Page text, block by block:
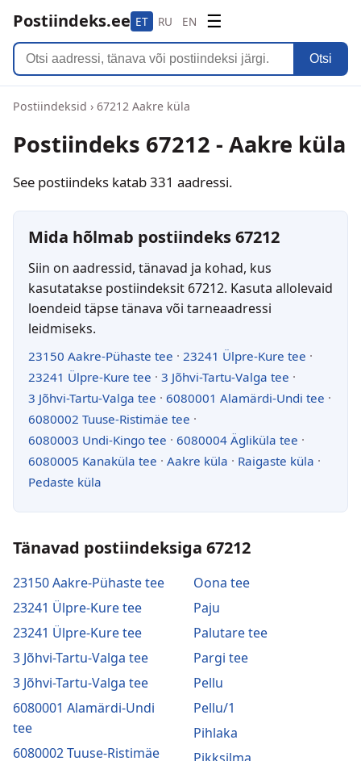
Postiindeks.ee ET RU EN ☰
Otsi
Postiindeksid › 67212 Aakre küla
Postiindeks 67212 - Aakre küla
See postiindeks katab 331 aadressi.
Mida hõlmab postiindeks 67212
Siin on aadressid, tänavad ja kohad, kus
kasutatakse postiindeksit 67212. Kasuta allolevaid
loendeid täpse tänava või tarneaadressi
leidmiseks.
23150 Aakre-Pühaste tee · 23241 Ülpre-Kure tee ·
23241 Ülpre-Kure tee · 3 Jõhvi-Tartu-Valga tee ·
3 Jõhvi-Tartu-Valga tee · 6080001 Alamärdi-Undi tee ·
6080002 Tuuse-Ristimäe tee ·
6080003 Undi-Kingo tee · 6080004 Ägliküla tee ·
6080005 Kanaküla tee · Aakre küla · Raigaste küla ·
Pedaste küla
Tänavad postiindeksiga 67212
23150 Aakre-Pühaste tee
23241 Ülpre-Kure tee
23241 Ülpre-Kure tee
3 Jõhvi-Tartu-Valga tee
3 Jõhvi-Tartu-Valga tee
6080001 Alamärdi-Undi
tee
6080002 Tuuse-Ristimäe
Oona tee
Paju
Palutare tee
Pargi tee
Pellu
Pellu/1
Pihlaka